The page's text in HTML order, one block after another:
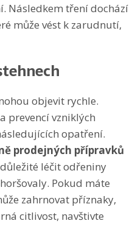
Následkem tření dochází
může vést k zarudnutí,
objevit rychle.
prevencí vzniklých
opatření.
prodejných přípravků
důležité léčit odřeniny
Pokud máte
zahrnovat příznaky,
citlivost, navštivte